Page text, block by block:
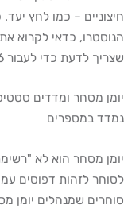
חיצוניים – כמו לחץ
הנוסטרו, כדאי לקרוא
שצריך לדעת כדי לעבור 2026.
יומן מסחר ומדדים
נמדד במספרים
יומן מסחר הוא לא
לסוחר לזהות דפוסים